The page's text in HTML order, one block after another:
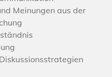
Meinungen aus der